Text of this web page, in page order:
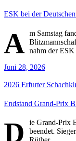
ESK bei der
A m Samstag
nahm der ESK
Juni 28, 2026
2026 Erfurter
Endstand Grand-Prix
D
ie Grand-Prix
beendet.